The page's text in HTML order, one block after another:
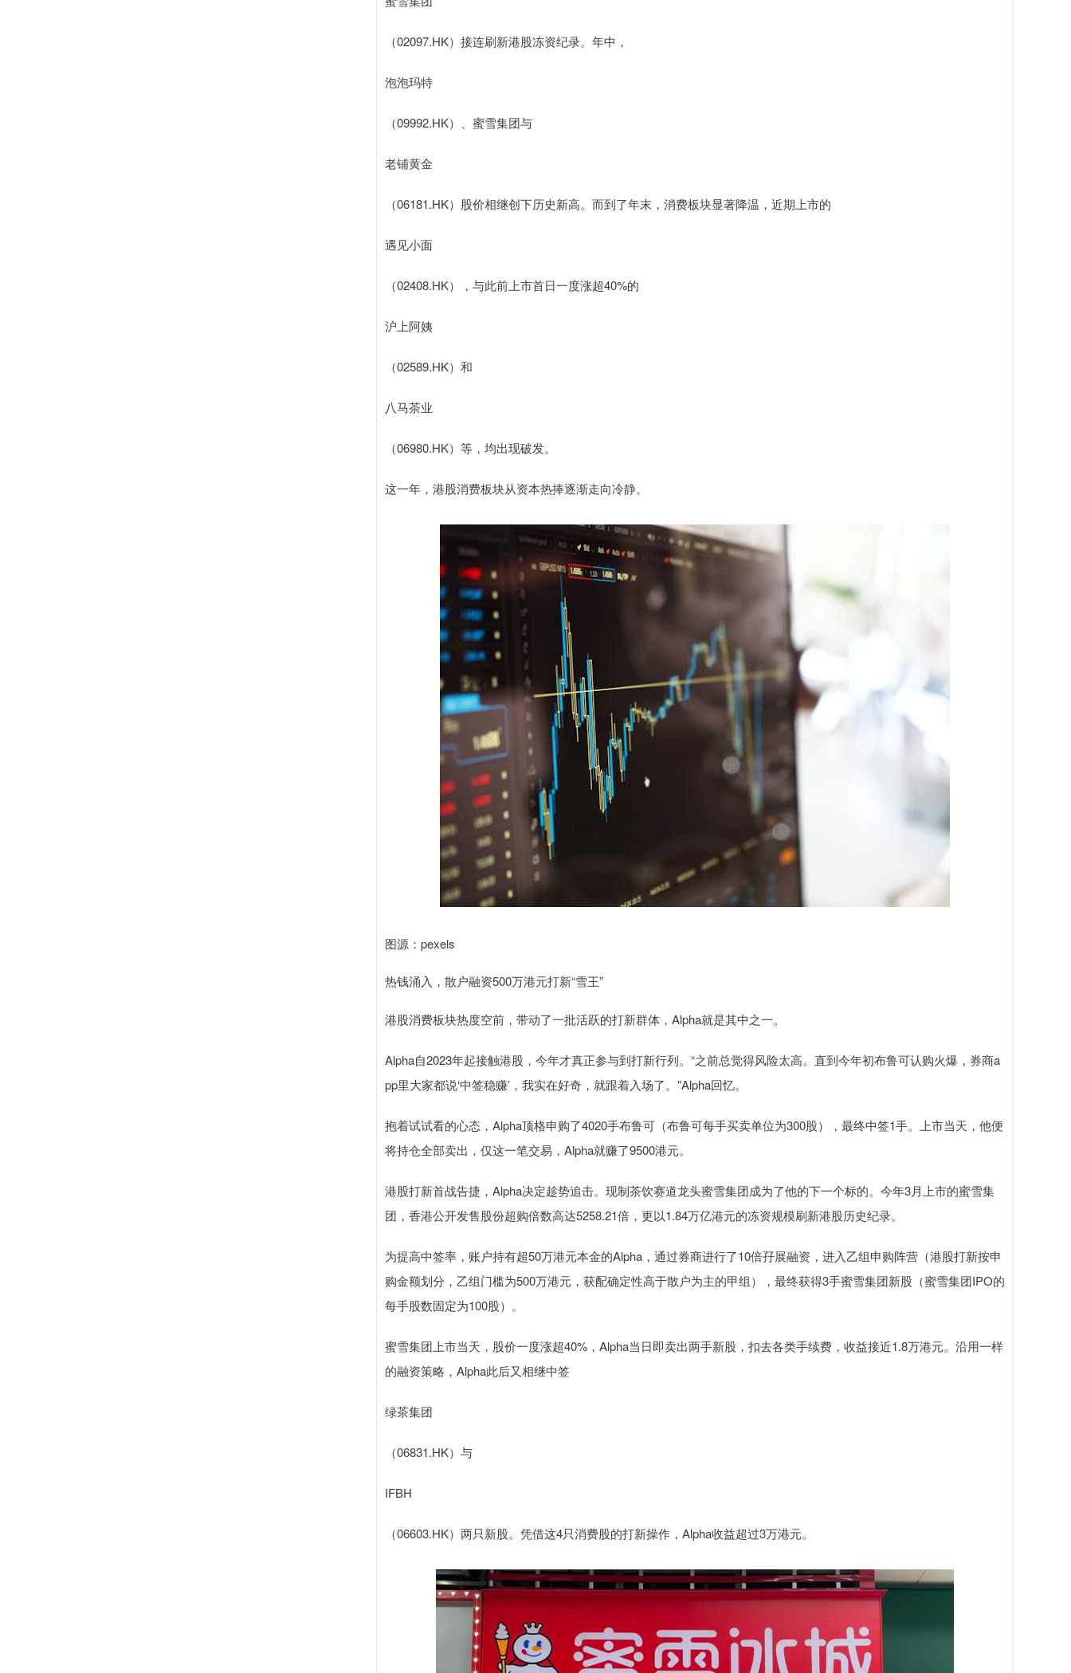
（02097.HK）接连刷新港股冻资纪录。年中，
泡泡玛特
（09992.HK）、蜜雪集团与
老铺黄金
（06181.HK）股价相继创下历史新高。而到了年末，消费板块显著降温，近期上市的
遇见小面
（02408.HK），与此前上市首日一度涨超40%的
沪上阿姨
（02589.HK）和
八马茶业
（06980.HK）等，均出现破发。
这一年，港股消费板块从资本热捧逐渐走向冷静。
图源：pexels
热钱涌入，散户融资500万港元打新“雪王”
港股消费板块热度空前，带动了一批活跃的打新群体，Alpha就是其中之一。
Alpha自2023年起接触港股，今年才真正参与到打新行列。“之前总觉得风险太高。直到今年初布鲁可认购火爆，券商a
pp里大家都说‘中签稳赚’，我实在好奇，就跟着入场了。”Alpha回忆。
抱着试试看的心态，Alpha顶格申购了4020手布鲁可（布鲁可每手买卖单位为300股），最终中签1手。上市当天，他便
将持仓全部卖出，仅这一笔交易，Alpha就赚了9500港元。
港股打新首战告捷，Alpha决定趁势追击。现制茶饮赛道龙头蜜雪集团成为了他的下一个标的。今年3月上市的蜜雪集
团，香港公开发售股份超购倍数高达5258.21倍，更以1.84万亿港元的冻资规模刷新港股历史纪录。
为提高中签率，账户持有超50万港元本金的Alpha，通过券商进行了10倍孖展融资，进入乙组申购阵营（港股打新按申
购金额划分，乙组门槛为500万港元，获配确定性高于散户为主的甲组），最终获得3手蜜雪集团新股（蜜雪集团IPO的
每手股数固定为100股）。
蜜雪集团上市当天，股价一度涨超40%，Alpha当日即卖出两手新股，扣去各类手续费，收益接近1.8万港元。沿用一样
的融资策略，Alpha此后又相继中签
绿茶集团
（06831.HK）与
IFBH
（06603.HK）两只新股。凭借这4只消费股的打新操作，Alpha收益超过3万港元。